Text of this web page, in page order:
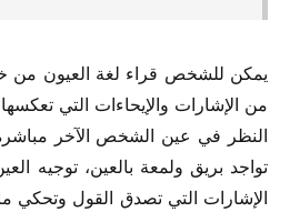
يمكن للشخص قراء لغة العيون من
من الإشارات والإيحاءات التي
النظر في عين الشخص الآخر
تواجد بريق ولمعة بالعين، توجيه
الإشارات التي تصدق القول وتحكي